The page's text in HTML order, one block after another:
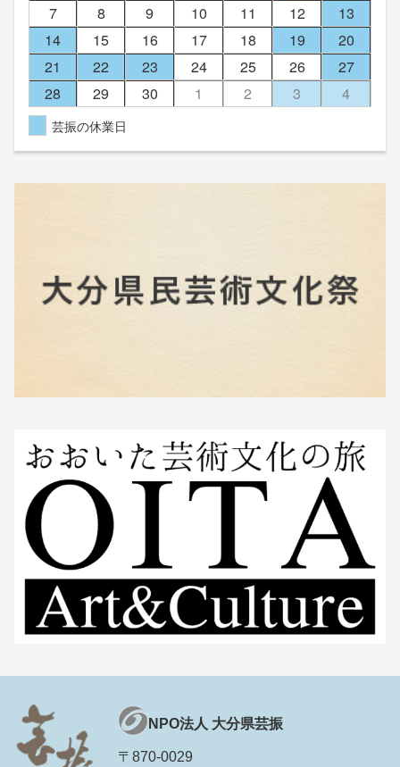
7
8 9 10 11 12
13
14
15 16 17 18 19
20
21
22 23 24 25 26
27
28
29 30 1 2 3 4
芸振の休業日
NPO法人 大分県芸振
〒870-0029